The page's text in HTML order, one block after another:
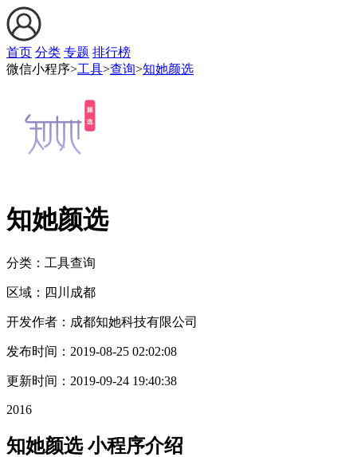
首页 分类 专题 排行榜
微信小程序>工具>查询>知她颜选
知她颜选
分类：工具查询
区域： 四川 成都
开发作者： 成都知她科技有限公司
发布时间： 2019-08-25 02:02:08
更新时间： 2019-09-24 19:40:38
2016
知她颜选 小程序介绍